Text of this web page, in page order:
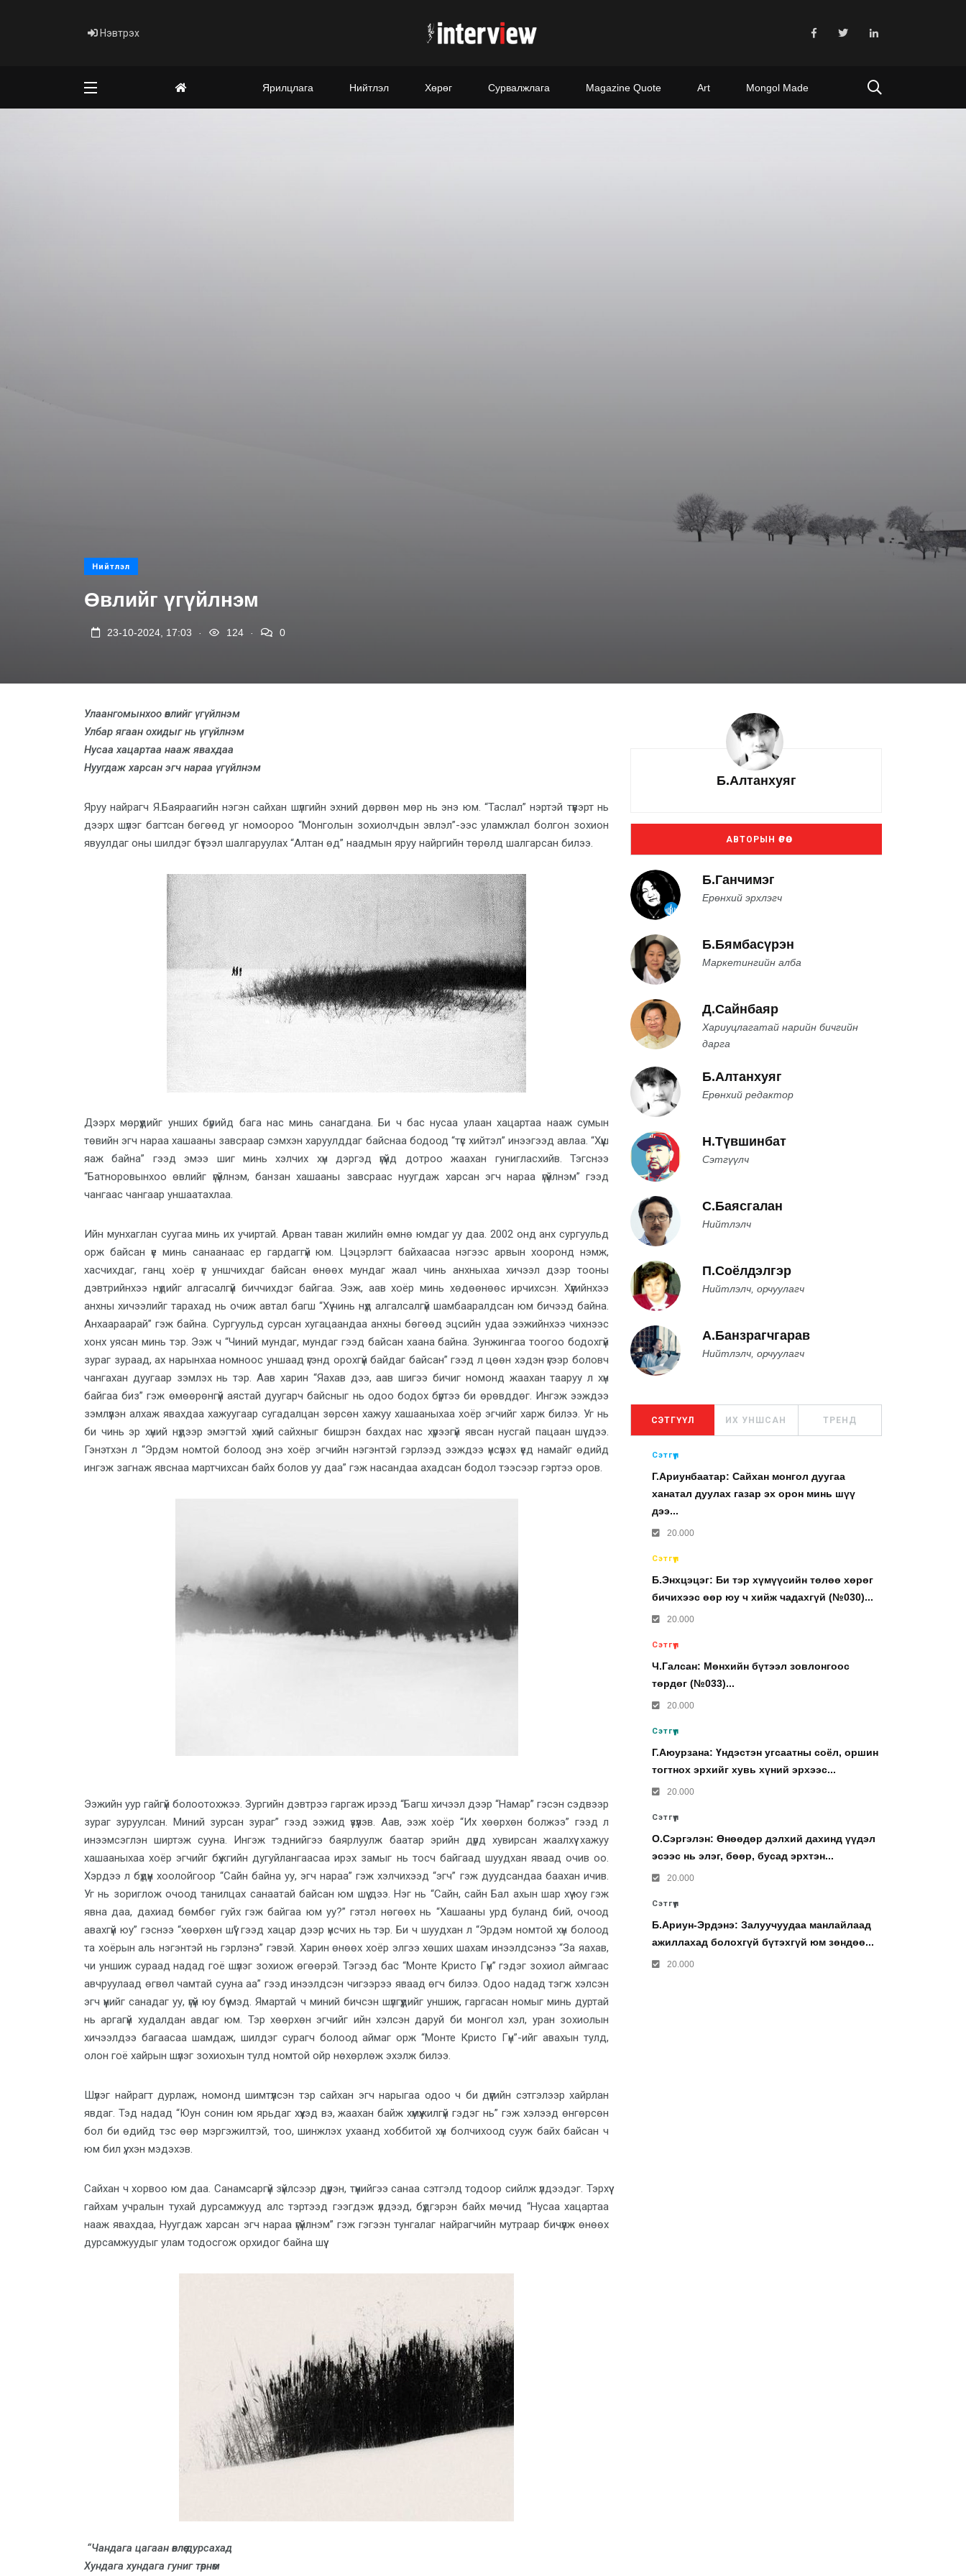
Нэвтрэх
Ярилцлага Нийтлэл Хөрөг Сурвалжлага Magazine Quote Art Mongol Made
Нийтлэл
Өвлийг үгүйлнэм
23-10-2024, 17:03 124 0
Улаангомынхоо өвлийг үгүйлнэм
Улбар ягаан охидыг нь үгүйлнэм
Нусаа хацартаа нааж явахдаа
Нуугдаж харсан эгч нараа үгүйлнэм
Яруу найрагч Я.Баяраагийн нэгэн сайхан шүлгийн эхний дөрвөн мөр нь энэ юм. “Таслал” нэртэй түүвэрт нь
дээрх шүлэг багтсан бөгөөд уг номоороо “Монголын зохиолчдын эвлэл”-ээс уламжлал болгон зохион
явуулдаг оны шилдэг бүтээл шалгаруулах “Алтан өд” наадмын яруу найргийн төрөлд шалгарсан билээ.
Дээрх мөрүүдийг унших бүрийд бага нас минь санагдана. Би ч бас нусаа улаан хацартаа нааж сумын
төвийн эгч нараа хашааны завсраар сэмхэн харуулддаг байснаа бодоод “түс хийтэл” инээгээд авлаа. “Хүүш
яаж байна” гээд эмээ шиг минь хэлчих хүн дэргэд үгүйд дотроо жаахан гунигласхийв. Тэгснээ
“Батноровынхоо өвлийг үгүйлнэм, банзан хашааны завсраас нуугдаж харсан эгч нараа үгүйлнэм” гээд
чангаас чангаар уншаатахлаа.
Ийн мунхаглан суугаа минь их учиртай. Арван таван жилийн өмнө юмдаг уу даа. 2002 онд анх сургуульд
орж байсан үе минь санаанаас ер гардаггүй юм. Цэцэрлэгт байхаасаа нэгээс арвын хооронд нэмж,
хасчихдаг, ганц хоёр үг уншчихдаг байсан өнөөх мундаг жаал чинь анхныхаа хичээл дээр тооны
дэвтрийнхээ нүдийг алгасалгүй биччихдэг байгаа. Ээж, аав хоёр минь хөдөөнөөс ирчихсэн. Хүүгийнхээ
анхны хичээлийг тарахад нь очиж автал багш “Хүү чинь нүд алгалсалгүй шамбааралдсан юм бичээд байна.
Анхаараарай” гэж байна. Сургуульд сурсан хугацаандаа анхны бөгөөд эцсийн удаа ээжийнхээ чихнээс
хонх уясан минь тэр. Ээж ч “Чиний мундаг, мундаг гээд байсан хаана байна. Зунжингаа тоогоо бодохгүй
зураг зураад, ах нарынхаа номноос уншаад үгэнд орохгүй байдаг байсан” гээд л цөөн хэдэн үгээр боловч
чангахан дуугаар зэмлэх нь тэр. Аав харин “Яахав дээ, аав шигээ бичиг номонд жаахан тааруу л хүн
байгаа биз” гэж өмөөрөнгүй аястай дуугарч байсныг нь одоо бодох бүртээ би өрөвддөг. Ингэж ээждээ
зэмлүүлэн алхаж явахдаа хажуугаар сугадалцан зөрсөн хажуу хашааныхаа хоёр эгчийг харж билээ. Уг нь
би чинь эр хүний нүдээр эмэгтэй хүний сайхныг бишрэн бахдах нас хүрээгүй явсан нусгай пацаан шүү дээ.
Гэнэтхэн л “Эрдэм номтой болоод энэ хоёр эгчийн нэгэнтэй гэрлээд ээждээ үнсүүлэх үед намайг өдийд
ингэж загнаж явснаа мартчихсан байх болов уу даа” гэж насандаа ахадсан бодол тээсээр гэртээ оров.
Ээжийн уур гайгүй болоотохжээ. Зургийн дэвтрээ гаргаж ирээд “Багш хичээл дээр “Намар” гэсэн сэдвээр
зураг зуруулсан. Миний зурсан зураг” гээд ээжид үзүүлэв. Аав, ээж хоёр “Их хөөрхөн болжээ” гээд л
инээмсэглэн ширтэж сууна. Ингэж тэднийгээ баярлуулж баатар эрийн дүрд хувирсан жаалхүү хажуу
хашааныхаа хоёр эгчийг бүжгийн дугуйлангаасаа ирэх замыг нь тосч байгаад шуудхан яваад очив оо.
Хэрдээ л бүдүүн хоолойгоор “Сайн байна уу, эгч нараа” гэж хэлчихээд “эгч” гэж дуудсандаа баахан ичив.
Уг нь зориглож очоод танилцах санаатай байсан юм шүү дээ. Нэг нь “Сайн, сайн Бал ахын шар хүү юу гэж
явна даа, дахиад бөмбөг гуйх гэж байгаа юм уу?” гэтэл нөгөөх нь “Хашааны урд буланд бий, очоод
авахгүй юу” гэснээ “хөөрхөн шүү” гээд хацар дээр үнсчих нь тэр. Би ч шуудхан л “Эрдэм номтой хүн болоод
та хоёрын аль нэгэнтэй нь гэрлэнэ” гэвэй. Харин өнөөх хоёр элгээ хөших шахам инээлдсэнээ “За яахав,
чи уншиж сураад надад гоё шүлэг зохиож өгөөрэй. Тэгээд бас “Монте Кристо Гүн” гэдэг зохиол аймгаас
авчруулаад өгвөл чамтай сууна аа” гээд инээлдсэн чигээрээ яваад өгч билээ. Одоо надад тэгж хэлсэн
эгч үүнийг санадаг уу, үгүй юу бүү мэд. Ямартай ч миний бичсэн шүлгүүдийг уншиж, гаргасан номыг минь дуртай
нь аргагүй худалдан авдаг юм. Тэр хөөрхөн эгчийг ийн хэлсэн даруй би монгол хэл, уран зохиолын
хичээлдээ багаасаа шамдаж, шилдэг сурагч болоод аймаг орж “Монте Кристо Гүн”-ийг авахын тулд,
олон гоё хайрын шүлэг зохиохын тулд номтой ойр нөхөрлөж эхэлж билээ.
Шүлэг найрагт дурлаж, номонд шимтүүлсэн тэр сайхан эгч нарыгаа одоо ч би дүүгийн сэтгэлээр хайрлан
явдаг. Тэд надад “Юун сонин юм ярьдаг хүүхэд вэ, жаахан байж хүмүүжилгүй гэдэг нь” гэж хэлээд өнгөрсөн
бол би өдийд тэс өөр мэргэжилтэй, тоо, шинжлэх ухаанд хоббитой хүн болчихоод сууж байх байсан ч
юм бил үү, хэн мэдэхэв.
Сайхан ч хорвоо юм даа. Санамсаргүй зүйлсээр дүүрэн, түүнийгээ санаа сэтгэлд тодоор сийлж үлдээдэг. Тэрхүү
гайхам учралын тухай дурсамжууд алс тэртээд гээгдэж үлдээд, бүдгэрэн байх мөчид “Нусаа хацартаа
нааж явахдаа, Нуугдаж харсан эгч нараа үгүйлнэм” гэж гэгээн тунгалаг найрагчийн мутраар бичүүлж өнөөх
дурсамжуудыг улам тодосгож орхидог байна шүү.
“Чандага цагаан өвлөө дурсахад
Хундага хундага гуниг төрнөм
Б.Алтанхуяг
АВТОРЫН ӨРӨӨ
Б.Ганчимэг
Ерөнхий эрхлэгч
Б.Бямбасүрэн
Маркетингийн алба
Д.Сайнбаяр
Хариуцлагатай нарийн бичгийн
дарга
Б.Алтанхуяг
Ерөнхий редактор
Н.Түвшинбат
Сэтгүүлч
С.Баясгалан
Нийтлэлч
П.Соёлдэлгэр
Нийтлэлч, орчуулагч
А.Банзрагчгарав
Нийтлэлч, орчуулагч
СЭТГҮҮЛ ИХ УНШСАН ТРЕНД
Сэтгүүл
Г.Ариунбаатар: Сайхан монгол дуугаа
ханатал дуулах газар эх орон минь шүү
дээ...
20.000
Сэтгүүл
Б.Энхцэцэг: Би тэр хүмүүсийн төлөө хөрөг
бичихээс өөр юу ч хийж чадахгүй (№030)...
20.000
Сэтгүүл
Ч.Галсан: Мөнхийн бүтээл зовлонгоос
төрдөг (№033)...
20.000
Сэтгүүл
Г.Аюурзана: Үндэстэн угсаатны соёл, оршин
тогтнох эрхийг хувь хүний эрхээс...
20.000
Сэтгүүл
О.Сэргэлэн: Өнөөдөр дэлхий дахинд үүдэл
эсээс нь элэг, бөөр, бусад эрхтэн...
20.000
Сэтгүүл
Б.Ариун-Эрдэнэ: Залуучуудаа манлайлаад
ажиллахад болохгүй бүтэхгүй юм зөндөө...
20.000